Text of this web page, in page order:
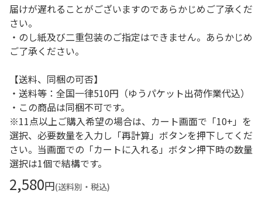
届けが遅れることがございますのであらかじめご了承くだ
さい。
・のし紙及び二重包装のご指定はできません。あらかじめ
ご了承ください。
【送料、同梱の可否】
・送料等：全国一律510円（ゆうパケット出荷作業代込）
・この商品は同梱不可です。
※11点以上ご購入希望の場合は、カート画面で「10+」を
選択、必要数量を入力し「再計算」ボタンを押下してくだ
さい。当画面での「カートに入れる」ボタン押下時の数量
選択は1個で結構です。
2,580円(送料別・税込)